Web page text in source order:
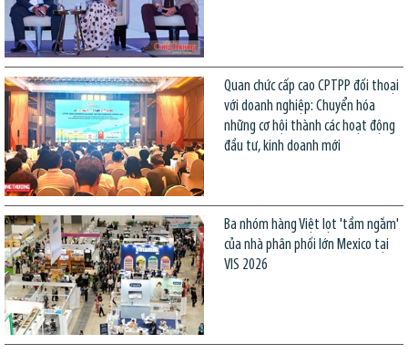
Quan chức cấp cao CPTPP đối thoại
với doanh nghiệp: Chuyển hóa
những cơ hội thành các hoạt động
đầu tư, kinh doanh mới
Ba nhóm hàng Việt lọt 'tầm ngắm'
của nhà phân phối lớn Mexico tại
VIS 2026